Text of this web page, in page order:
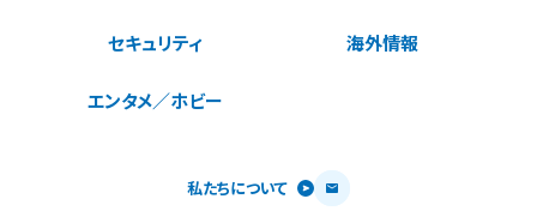
セキュリティ 海外情報
エンタメ／ホビー
私たちについて